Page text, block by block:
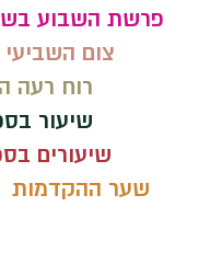
פרשת השבוע
צום השביעי
רוח רעה
שיעור
שיעורים
שער ההקדמות